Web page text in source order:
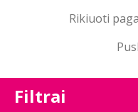
Rikiuoti
Filtrai